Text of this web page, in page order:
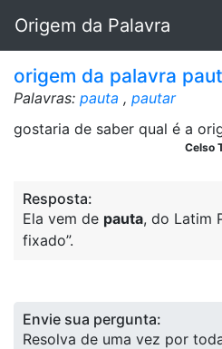
Origem da Palavra
origem da palavra
Palavras: pauta , pautar
gostaria de saber qual é a
Celso
Resposta:
Ela vem de pauta, do Latim
fixado”.
Envie sua pergunta:
Resolva de uma vez por